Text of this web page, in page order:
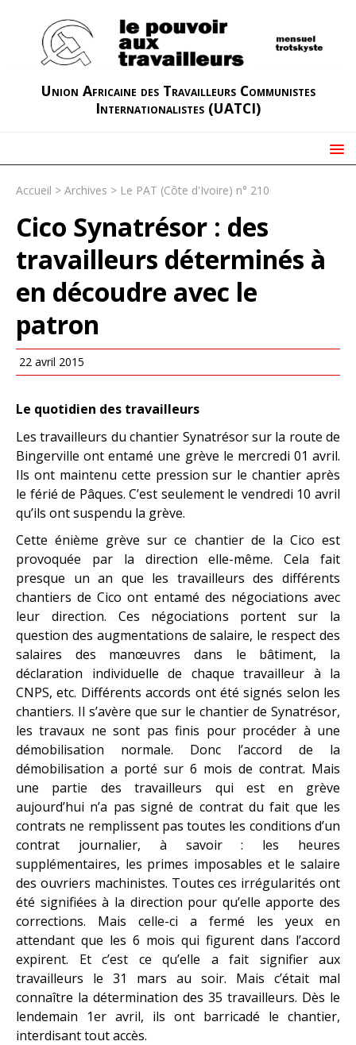
Union Africaine des Travailleurs Communistes
Internationalistes (UATCI)
Accueil > Archives > Le PAT (Côte d'Ivoire) n° 210
Cico Synatrésor : des
travailleurs déterminés à
en découdre avec le
patron
22 avril 2015
Le quotidien des travailleurs
Les travailleurs du chantier Synatrésor sur la route de
Bingerville ont entamé une grève le mercredi 01 avril.
Ils ont maintenu cette pression sur le chantier après
le férié de Pâques. C’est seulement le vendredi 10 avril
qu’ils ont suspendu la grève.
Cette énième grève sur ce chantier de la Cico est
provoquée par la direction elle-même. Cela fait
presque un an que les travailleurs des différents
chantiers de Cico ont entamé des négociations avec
leur direction. Ces négociations portent sur la
question des augmentations de salaire, le respect des
salaires des manœuvres dans le bâtiment, la
déclaration individuelle de chaque travailleur à la
CNPS, etc. Différents accords ont été signés selon les
chantiers. Il s’avère que sur le chantier de Synatrésor,
les travaux ne sont pas finis pour procéder à une
démobilisation normale. Donc l’accord de la
démobilisation a porté sur 6 mois de contrat. Mais
une partie des travailleurs qui est en grève
aujourd’hui n’a pas signé de contrat du fait que les
contrats ne remplissent pas toutes les conditions d’un
contrat journalier, à savoir : les heures
supplémentaires, les primes imposables et le salaire
des ouvriers machinistes. Toutes ces irrégularités ont
été signifiées à la direction pour qu’elle apporte des
corrections. Mais celle-ci a fermé les yeux en
attendant que les 6 mois qui figurent dans l’accord
expirent. Et c’est ce qu’elle a fait signifier aux
travailleurs le 31 mars au soir. Mais c’était mal
connaître la détermination des 35 travailleurs. Dès le
lendemain 1er avril, ils ont barricadé le chantier,
interdisant tout accès.